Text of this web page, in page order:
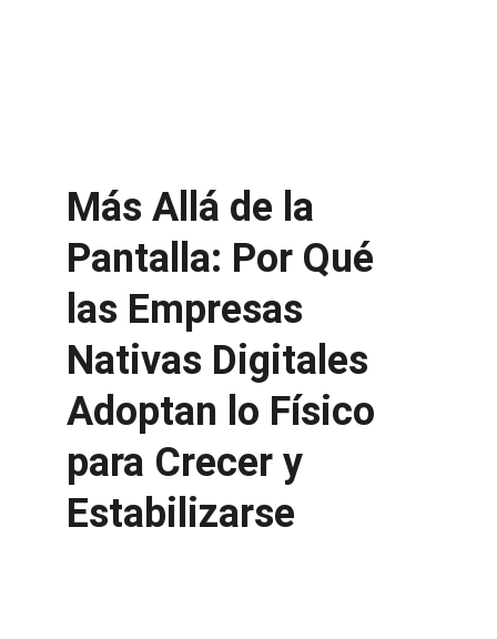
Más Allá de la
Pantalla: Por Qué
las Empresas
Nativas Digitales
Adoptan lo Físico
para Crecer y
Estabilizarse